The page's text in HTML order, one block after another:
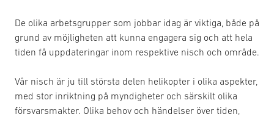
De olika arbetsgrupper som jobbar idag är viktiga, både på
grund av möjligheten att kunna engagera sig och att hela
tiden få uppdateringar inom respektive nisch och område.
Vår nisch är ju till största delen helikopter i olika aspekter,
med stor inriktning på myndigheter och särskilt olika
försvarsmakter. Olika behov och händelser över tiden,